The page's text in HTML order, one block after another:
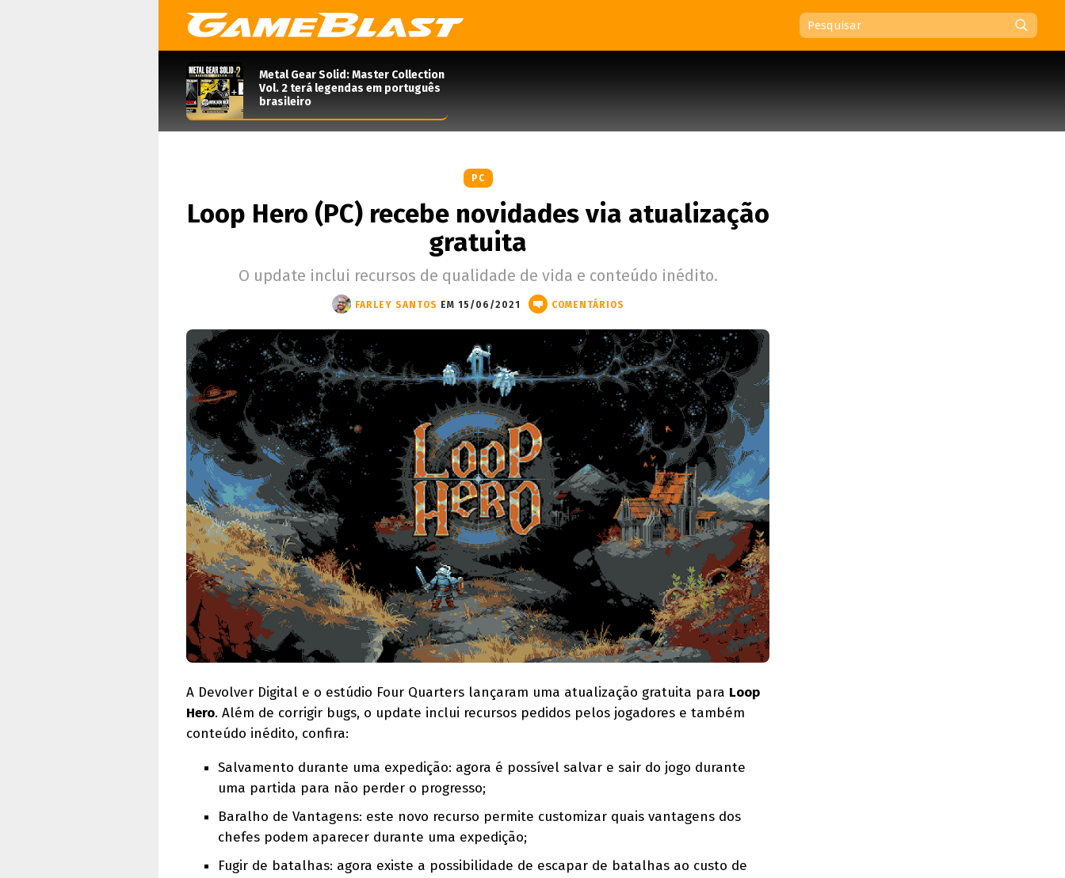
Metal Gear Solid: Master Collection
Vol. 2 terá legendas em português
brasileiro
PC
Loop Hero (PC) recebe novidades via atualização
gratuita
O update inclui recursos de qualidade de vida e conteúdo inédito.
FARLEY SANTOS EM 15/06/2021 COMENTÁRIOS
A Devolver Digital e o estúdio Four Quarters lançaram uma atualização gratuita para Loop
Hero. Além de corrigir bugs, o update inclui recursos pedidos pelos jogadores e também
conteúdo inédito, confira:
Salvamento durante uma expedição: agora é possível salvar e sair do jogo durante
uma partida para não perder o progresso;
Baralho de Vantagens: este novo recurso permite customizar quais vantagens dos
chefes podem aparecer durante uma expedição;
Fugir de batalhas: agora existe a possibilidade de escapar de batalhas ao custo de